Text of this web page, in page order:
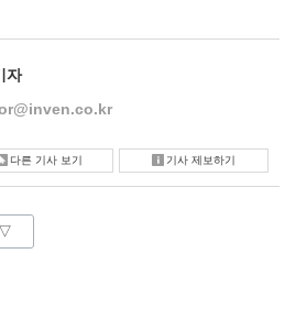
자
다른 기사 보기 기사 제보하기